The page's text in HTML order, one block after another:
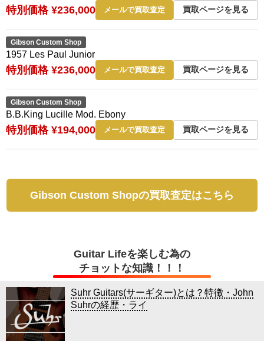
特別価格 ¥236,000 メールで買取査定 買取ページを見る
Gibson Custom Shop
1957 Les Paul Junior
特別価格 ¥236,000 メールで買取査定 買取ページを見る
Gibson Custom Shop
B.B.King Lucille Mod. Ebony
特別価格 ¥194,000 メールで買取査定 買取ページを見る
Gibson Custom Shopの買取査定はこちら
Guitar Lifeを楽しむ為の
チョットな知識！！！
Suhr Guitars(サーギター)とは？特徴・John
Suhrの経歴・ライ